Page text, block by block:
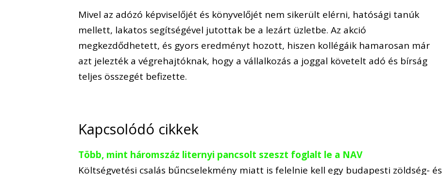
Mivel az adózó képviselőjét és könyvelőjét nem sikerült elérni, hatósági tanúk
mellett, lakatos segítségével jutottak be a lezárt üzletbe. Az akció
megkezdődhetett, és gyors eredményt hozott, hiszen kollégáik hamarosan már
azt jelezték a végrehajtóknak, hogy a vállalkozás a joggal követelt adó és bírság
teljes összegét befizette.
Kapcsolódó cikkek
Több, mint háromszáz liternyi pancsolt szeszt foglalt le a NAV
Költségvetési csalás bűncselekmény miatt is felelnie kell egy budapesti zöldség- és